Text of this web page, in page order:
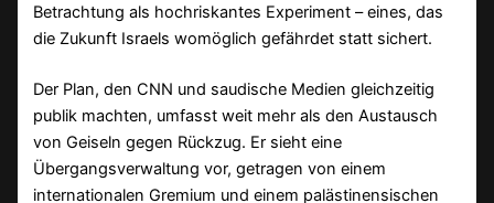
Betrachtung als hochriskantes Experiment – eines, das
die Zukunft Israels womöglich gefährdet statt sichert.
Der Plan, den CNN und saudische Medien gleichzeitig
publik machten, umfasst weit mehr als den Austausch
von Geiseln gegen Rückzug. Er sieht eine
Übergangsverwaltung vor, getragen von einem
internationalen Gremium und einem palästinensischen